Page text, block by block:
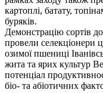
картоплі, батату,
буряків.
Демонстрацію сортів
провели селекціонери
озимої пшениці
жита та ярих культур
потенціал
біо- та абіотичних